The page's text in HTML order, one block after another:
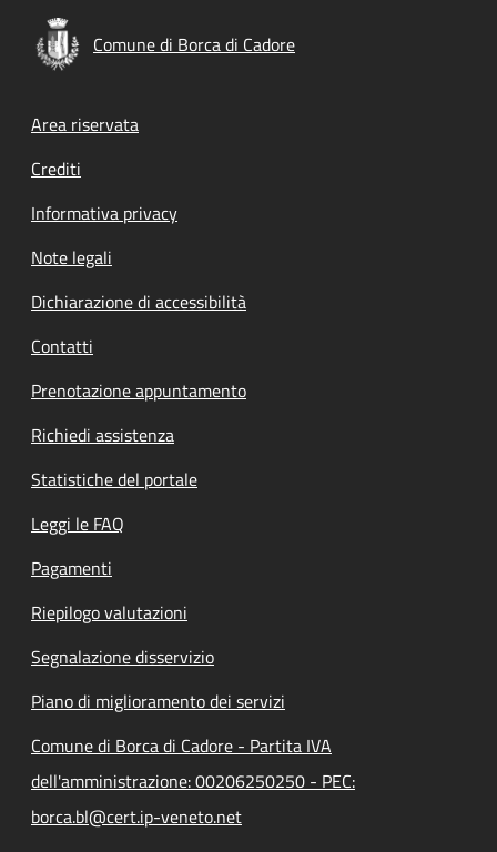
Comune di Borca di Cadore
Footer menu
Area riservata
Crediti
Informativa privacy
Note legali
Dichiarazione di accessibilità
Contatti
Prenotazione appuntamento
Richiedi assistenza
Statistiche del portale
Leggi le FAQ
Pagamenti
Riepilogo valutazioni
Segnalazione disservizio
Piano di miglioramento dei servizi
Comune di Borca di Cadore - Partita IVA
dell'amministrazione: 00206250250 - PEC:
borca.bl@cert.ip-veneto.net